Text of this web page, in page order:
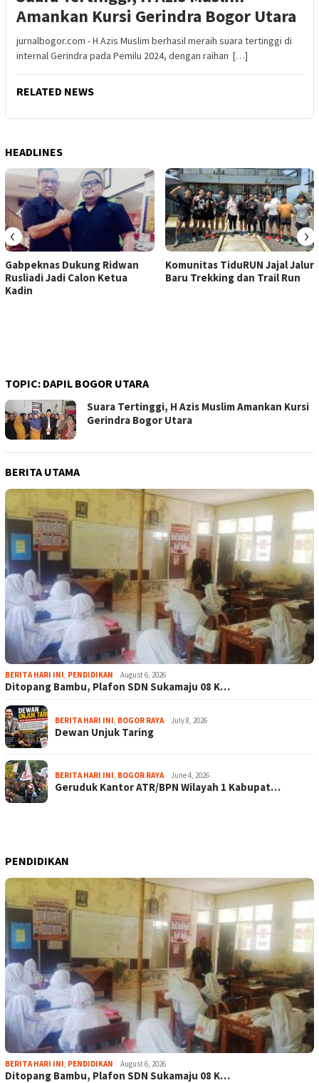
Amankan Kursi Gerindra Bogor Utara
jurnalbogor.com - H Azis Muslim berhasil meraih suara tertinggi di
internal Gerindra pada Pemilu 2024, dengan raihan […]
RELATED NEWS
HEADLINES
Gabpeknas Dukung Ridwan
Rusliadi Jadi Calon Ketua
Kadin
Komunitas TiduRUN Jajal Jalur
Baru Trekking dan Trail Run
‹ ›
TOPIC: DAPIL BOGOR UTARA
Suara Tertinggi, H Azis Muslim Amankan Kursi
Gerindra Bogor Utara
BERITA UTAMA
BERITA HARI INI, PENDIDIKAN August 6, 2026
Ditopang Bambu, Plafon SDN Sukamaju 08 K…
BERITA HARI INI, BOGOR RAYA July 8, 2026
Dewan Unjuk Taring
BERITA HARI INI, BOGOR RAYA June 4, 2026
Geruduk Kantor ATR/BPN Wilayah 1 Kabupat…
PENDIDIKAN
BERITA HARI INI, PENDIDIKAN August 6, 2026
Ditopang Bambu, Plafon SDN Sukamaju 08 K…